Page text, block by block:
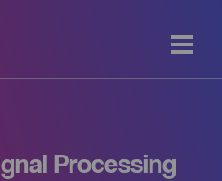
Processing